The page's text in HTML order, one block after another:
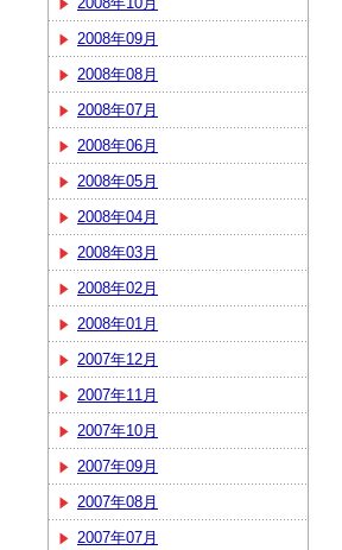
2008年09月
2008年08月
2008年07月
2008年06月
2008年05月
2008年04月
2008年03月
2008年02月
2008年01月
2007年12月
2007年11月
2007年10月
2007年09月
2007年08月
2007年07月